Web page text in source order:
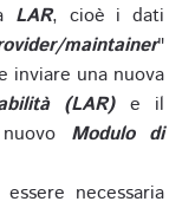
LAR, cioè i dati
maintainer"
inviare una nuova
(LAR)e il
Modulo di
necessaria